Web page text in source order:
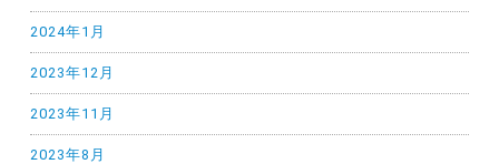
2024年1月
2023年12月
2023年11月
2023年8月